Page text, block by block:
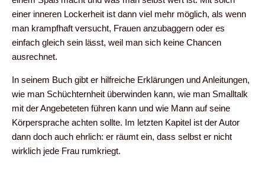
einer inneren Lockerheit ist dann viel mehr möglich, als wenn
man krampfhaft versucht, Frauen anzubaggern oder es
einfach gleich sein lässt, weil man sich keine Chancen
ausrechnet.
In seinem Buch gibt er hilfreiche Erklärungen und Anleitungen,
wie man Schüchternheit überwinden kann, wie man Smalltalk
mit der Angebeteten führen kann und wie Mann auf seine
Körpersprache achten sollte. Im letzten Kapitel ist der Autor
dann doch auch ehrlich: er räumt ein, dass selbst er nicht
wirklich jede Frau rumkriegt.